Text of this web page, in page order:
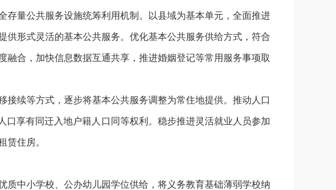
量公共服务设施统筹利用机制。以县域为基本单元，全面推进
形式灵活的基本公共服务。优化基本公共服务供给方式，符合
合，加快信息数据互通共享，推进婚姻登记等常用服务事项取
接续等方式，逐步将基本公共服务调整为常住地提供。推动人口
享有同迁入地户籍人口同等权利。稳步推进灵活就业人员参加
赁住房。
质中小学校、公办幼儿园学位供给，将义务教育基础薄弱学校纳